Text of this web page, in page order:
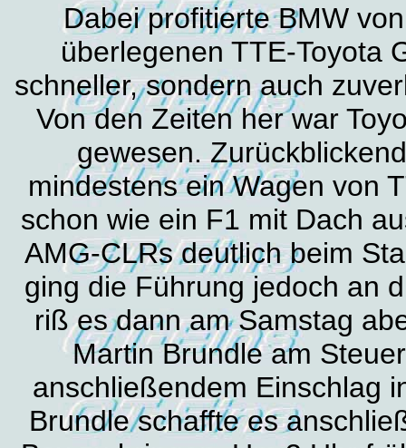
Dabei profitierte BMW
überlegenen TTE-Toyota
schneller, sondern auch
Von den Zeiten her war
gewesen.
mindestens ein Wagen von
schon wie ein F1 mit Dach
AMG-CLRs deutlich beim
ging die Führung jedoch an
riß es dann am Samstag
Martin Brundle am
anschließendem Einschlag
Brundle schaffte es